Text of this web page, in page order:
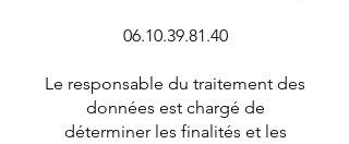
06.10.39.81.40
Le responsable du traitement des
données est chargé de
déterminer les finalités et les